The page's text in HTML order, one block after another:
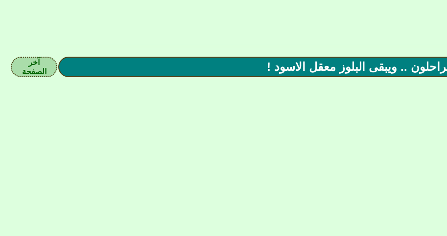
آخر
الصفحة